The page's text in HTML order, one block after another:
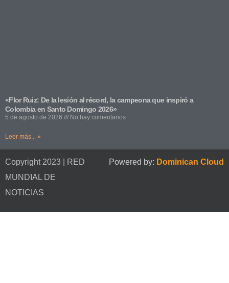
«Flor Ruiz: De la lesión al récord, la campeona que inspiró a
Colombia en Santo Domingo 2026»
5 de agosto de 2026 No hay comentarios
Leer más... »
Copyright 2023 | RED
MUNDIAL DE
NOTICIAS
Powered by: Dominican Cloud